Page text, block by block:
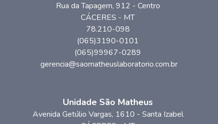
Rua da Tapagem, 912 - Centro
CÁCERES - MT
78.210-098
(065)3190-0101
(065)99967-0289
gerencia@saomatheuslaboratorio.com.br
Unidade São Matheus
Avenida Getúlio Vargas, 1610 - Santa Izabel